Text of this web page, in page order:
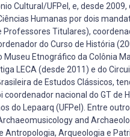
Cultural/UFPel, e, desde
Humanas por dois
Titulares),
do Curso de História
Etnográfico da Colônia
LECA (desde 2011) e do
de Estudos Clássicos,
coordenador nacional do GT
do Lepaarq (UFPel). Entre
and
Antropologia, Arqueologia e